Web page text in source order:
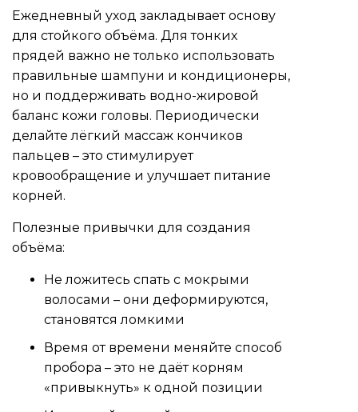
Ежедневный уход закладывает основу
для стойкого объёма. Для тонких
прядей важно не только использовать
правильные шампуни и кондиционеры,
но и поддерживать водно-жировой
баланс кожи головы. Периодически
делайте лёгкий массаж кончиков
пальцев – это стимулирует
кровообращение и улучшает питание
корней.
Полезные привычки для создания
объёма:
Не ложитесь спать с мокрыми
волосами – они деформируются,
становятся ломкими
Время от времени меняйте способ
пробора – это не даёт корням
«привыкнуть» к одной позиции